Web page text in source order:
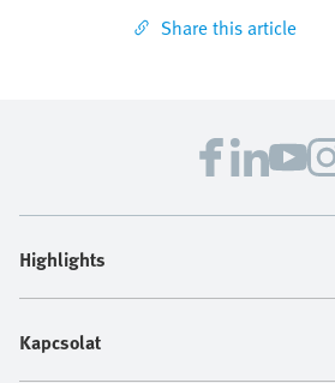
Share this article
Highlights
Kapcsolat